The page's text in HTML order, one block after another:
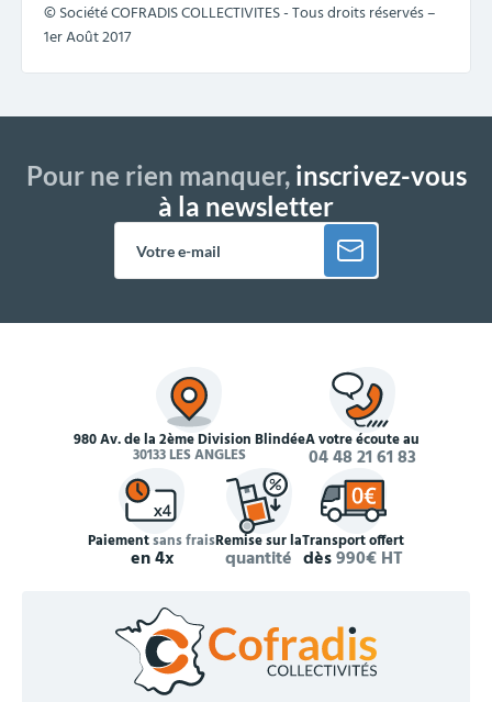
© Société COFRADIS COLLECTIVITES - Tous droits réservés –
1er Août 2017
Pour ne rien manquer,inscrivez-vous
à la newsletter
980 Av. de la 2ème Division Blindée
30133 LES ANGLES
À votre écoute au
04 48 21 61 83
Paiementsans frais
en 4x
Remise sur la
quantité
Transport offert
dès990€ HT